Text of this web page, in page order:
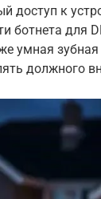
доступ к
ботнета для
умная
должного